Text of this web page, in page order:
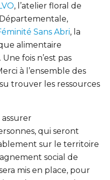
, l’atelier floral de
Sans Abri, la
alimentaire
. Une fois n’est pas
à l’ensemble des
trouver les ressources
assurer
qui seront
sur le territoire
social de
mis en place, pour